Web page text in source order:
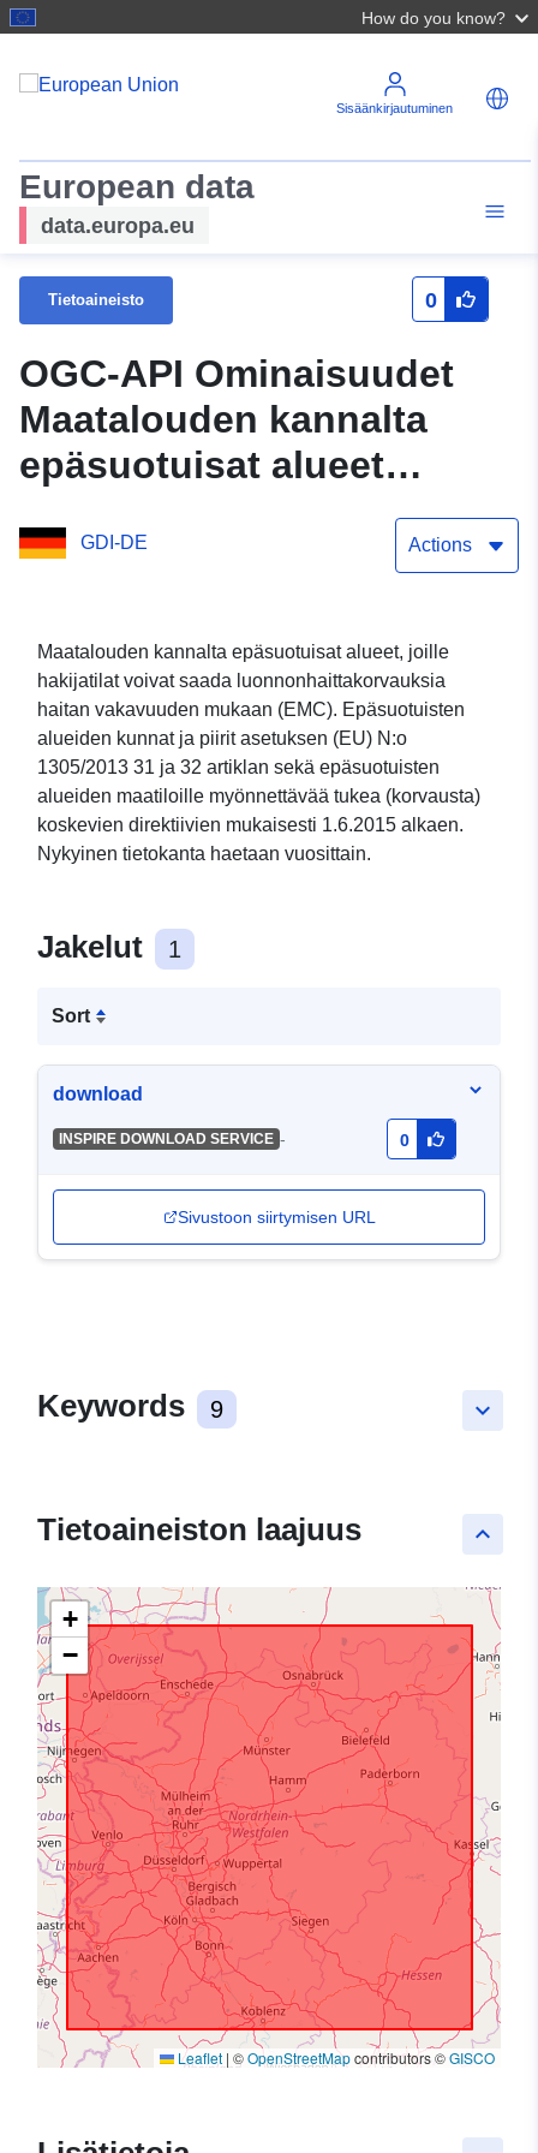
How do you know?
Sisäänkirjautuminen
European data
data.europa.eu
Tietoaineisto 0
OGC-API Ominaisuudet
Maatalouden kannalta
epäsuotuisat alueet
Nordrhein-Westfalenissa
(INSPIRE)
GDI-DE Actions
Maatalouden kannalta epäsuotuisat alueet, joille
hakijatilat voivat saada luonnonhaittakorvauksia
haitan vakavuuden mukaan (EMC). Epäsuotuisten
alueiden kunnat ja piirit asetuksen (EU) N:o
1305/2013 31 ja 32 artiklan sekä epäsuotuisten
alueiden maatiloille myönnettävää tukea (korvausta)
koskevien direktiivien mukaisesti 1.6.2015 alkaen.
Nykyinen tietokanta haetaan vuosittain.
Jakelut 1
Sort
download
INSPIRE DOWNLOAD SERVICE - 0
Sivustoon siirtymisen URL
keyboard_arrow_down
Keywords 9
keyboard_arrow_up
Tietoaineiston laajuus
+
−
Leaflet | ©OpenStreetMapcontributors ©GISCO